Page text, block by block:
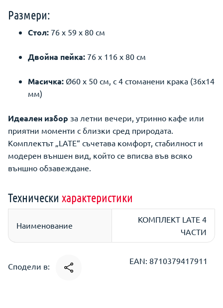
Размери:
Стол: 76 x 59 x 80 см
Двойна пейка: 76 x 116 x 80 см
Масичка: Ø60 x 50 см, с 4 стоманени крака (36x14
мм)
Идеален избор за летни вечери, утринно кафе или
приятни моменти с близки сред природата.
Комплектът „LATE“ съчетава комфорт, стабилност и
модерен външен вид, който се вписва във всяко
външно обзавеждане.
Технически характеристики
Наименование
КОМПЛЕКТ LATE 4
ЧАСТИ
Сподели в:
EAN: 8710379417911